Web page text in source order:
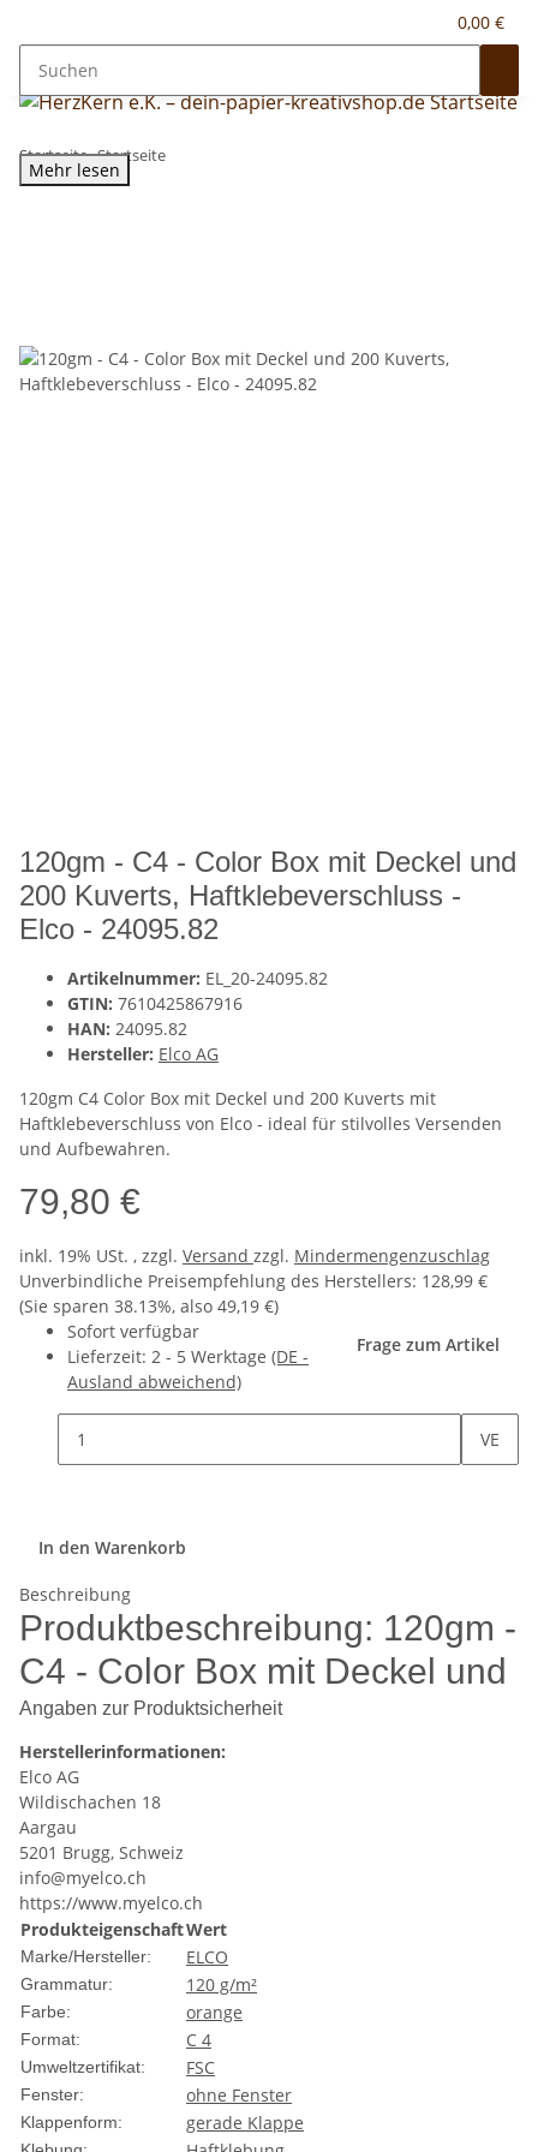
0,00 €
Startseite Startseite
120gm - C4 - Color Box mit Deckel und
200 Kuverts, Haftklebeverschluss -
Elco - 24095.82
Artikelnummer: EL_20-24095.82
GTIN: 7610425867916
HAN: 24095.82
Hersteller: Elco AG
120gm C4 Color Box mit Deckel und 200 Kuverts mit
Haftklebeverschluss von Elco - ideal für stilvolles Versenden
und Aufbewahren.
79,80 €
inkl. 19% USt. , zzgl. Versand zzgl. Mindermengenzuschlag
Unverbindliche Preisempfehlung des Herstellers: 128,99 €
(Sie sparen 38.13%, also 49,19 €)
Sofort verfügbar
Lieferzeit: 2 - 5 Werktage (DE -
Ausland abweichend)
Frage zum Artikel
VE
In den Warenkorb
Beschreibung
Produktbeschreibung: 120gm -
C4 - Color Box mit Deckel und
200 Kuverts,
Haftklebeverschluss - Elco -
24095.82
Die 120gm - C4 - Color Box mit Deckel und 200 Kuverts von
Elco ist die perfekte Wahl für alle, die hochwertige und
zuverlässige Briefumschläge für ihre Korrespondenz
benötigen. Mit der Produktnummer 24095.82 bietet Elco ein
Set, das sowohl Funktionalität als auch Ästhetik vereint.
Hochwertige Materialien und
Verarbeitung
Die Umschläge sind aus hochwertigem Papier mit einem
Gewicht von 120 Gramm pro Quadratmeter gefertigt. Dieses
robuste Material sorgt dafür, dass Ihre Dokumente sicher
Mehr lesen
Angaben zur Produktsicherheit
Herstellerinformationen:
Elco AG
Wildischachen 18
Aargau
5201 Brugg, Schweiz
info@myelco.ch
https://www.myelco.ch
ProdukteigenschaftWert
Marke/Hersteller: ELCO
Grammatur: 120 g/m²
Farbe: orange
Format: C 4
Umweltzertifikat: FSC
Fenster: ohne Fenster
Klappenform: gerade Klappe